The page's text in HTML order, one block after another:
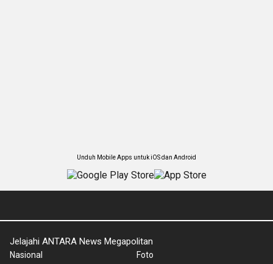
Unduh Mobile Apps untuk iOS dan Android
Jelajahi ANTARA News Megapolitan
Nasional
Foto